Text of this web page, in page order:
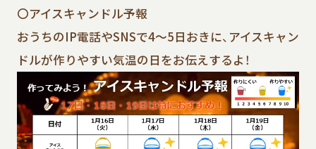
〇アイスキャンドル予報
おうちのIP電話やSNSで4～5日おきに、アイスキャン
ドルが作りやすい気温の日をお伝えするよ！